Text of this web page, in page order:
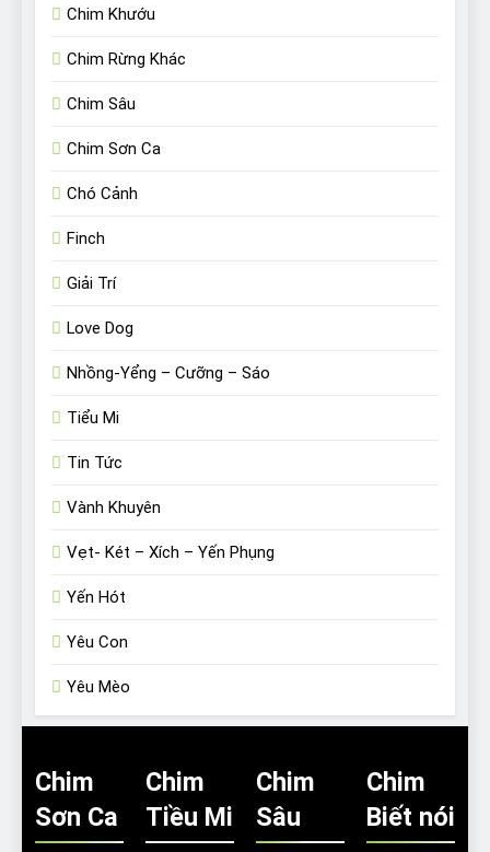
Chim Khướu
Chim Rừng Khác
Chim Sâu
Chim Sơn Ca
Chó Cảnh
Finch
Giải Trí
Love Dog
Nhồng-Yểng – Cưỡng – Sáo
Tiểu Mi
Tin Tức
Vành Khuyên
Vẹt- Két – Xích – Yến Phụng
Yến Hót
Yêu Con
Yêu Mèo
Chim
Sơn Ca
Chim
Tiều Mi
Chim
Sâu
Chim
Biết nói